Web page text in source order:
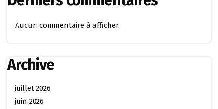
Aucun commentaire à afficher.
Archive
juillet 2026
juin 2026